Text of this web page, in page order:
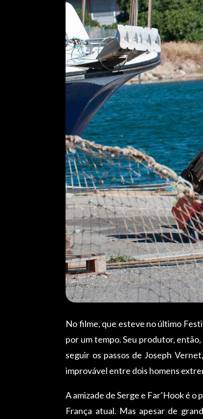
No filme, que esteve no último
por um tempo. Seu produtor,
seguir os passos de Joseph
improvável entre dois homens
A amizade de Serge e Far’Hook é o
França atual. Mas apesar de